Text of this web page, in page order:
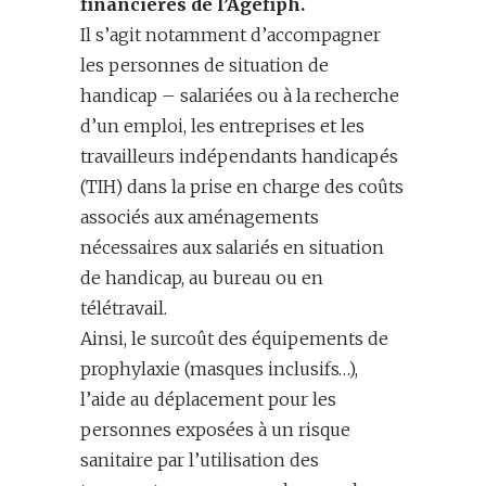
financières de l’Agefiph.
Il s’agit notamment d’accompagner
les personnes de situation de
handicap – salariées ou à la recherche
d’un emploi, les entreprises et les
travailleurs indépendants handicapés
(TIH) dans la prise en charge des coûts
associés aux aménagements
nécessaires aux salariés en situation
de handicap, au bureau ou en
télétravail.
Ainsi, le surcoût des équipements de
prophylaxie (masques inclusifs…),
l’aide au déplacement pour les
personnes exposées à un risque
sanitaire par l’utilisation des